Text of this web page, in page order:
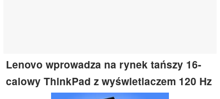
Lenovo wprowadza na rynek tańszy 16-
calowy ThinkPad z wyświetlaczem 120 Hz